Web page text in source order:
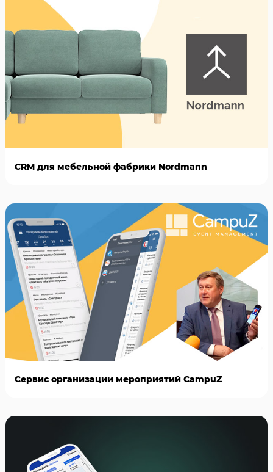
CRM для мебельной фабрики Nordmann
Сервис организации мероприятий CampuZ